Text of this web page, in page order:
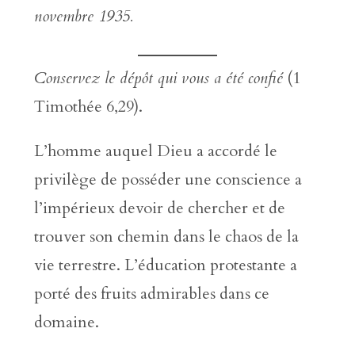
novembre 1935.
Conservez le dépôt qui vous a été confié(1
Timothée 6,29).
L’homme auquel Dieu a accordé le
privilège de posséder une conscience a
l’impérieux devoir de chercher et de
trouver son chemin dans le chaos de la
vie terrestre. L’éducation protestante a
porté des fruits admirables dans ce
domaine.